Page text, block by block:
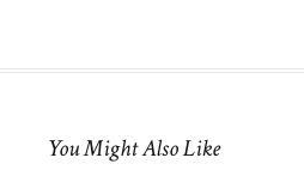
You Might Also Like